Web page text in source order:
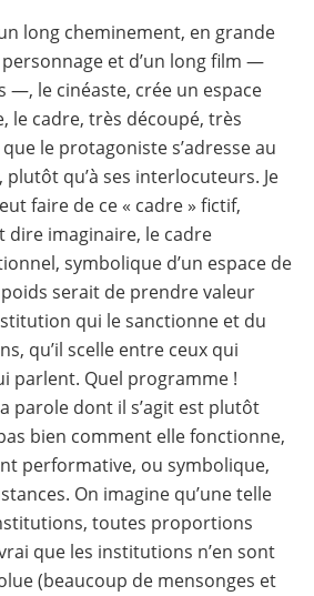
long cheminement, en grande
et d’un long film —
—, le cinéaste, crée un espace
le cadre, très découpé, très
le protagoniste s’adresse au
qu’à ses interlocuteurs. Je
faire de ce « cadre » fictif,
imaginaire, le cadre
symbolique d’un espace de
serait de prendre valeur
qui le sanctionne et du
qu’il scelle entre ceux qui
parlent. Quel programme !
parole dont il s’agit est plutôt
bien comment elle fonctionne,
performative, ou symbolique,
On imagine qu’une telle
toutes proportions
que les institutions n’en sont
(beaucoup de mensonges et